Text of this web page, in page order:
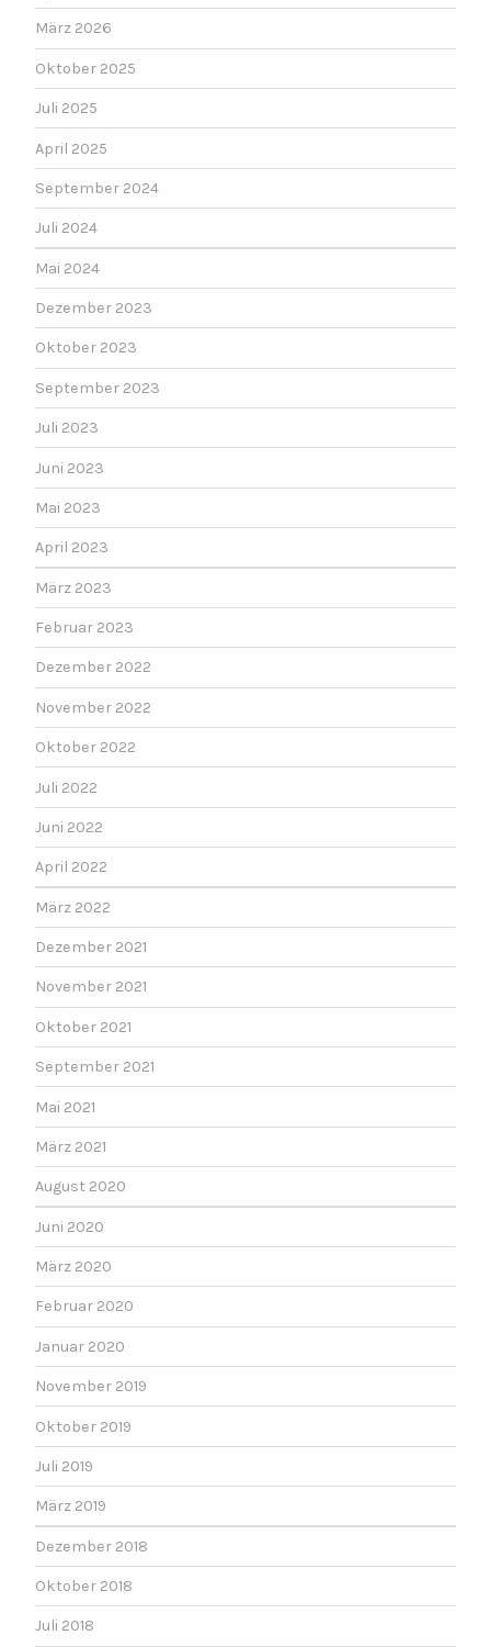
März 2026
Oktober 2025
Juli 2025
April 2025
September 2024
Juli 2024
Mai 2024
Dezember 2023
Oktober 2023
September 2023
Juli 2023
Juni 2023
Mai 2023
April 2023
März 2023
Februar 2023
Dezember 2022
November 2022
Oktober 2022
Juli 2022
Juni 2022
April 2022
März 2022
Dezember 2021
November 2021
Oktober 2021
September 2021
Mai 2021
März 2021
August 2020
Juni 2020
März 2020
Februar 2020
Januar 2020
November 2019
Oktober 2019
Juli 2019
März 2019
Dezember 2018
Oktober 2018
Juli 2018